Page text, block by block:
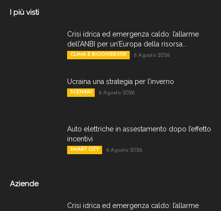
I più visti
Crisi idrica ed emergenza caldo: l’allarme
dell’ANBI per un’Europa della risorsa...
CLIMA E BIODIVERSITA' 6 Agosto 2026
Ucraina una strategia per l’inverno
SCENARI 6 Agosto 2026
Auto elettriche in assestamento dopo l’effetto
incentivi
SMART CITY 6 Agosto 2026
Aziende
Crisi idrica ed emergenza caldo: l’allarme